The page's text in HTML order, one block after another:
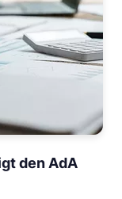
den AdA